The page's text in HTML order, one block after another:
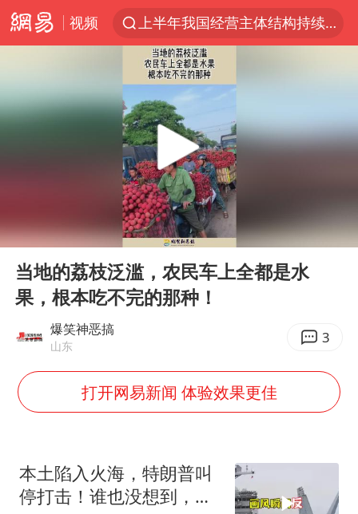
视频
上半年我国经营主体结构持续优化
白海豚将给京津冀带来大暴雨
《披荆斩棘2026》阵容官宣
女子发现前夫婚内与第三者育子
王艺迪无缘横滨赛决赛
2025年小学教师减少13.19万
王艺迪2-4不敌张本美和止步4强
以军士兵把枪口对准中国记者
Play
00:00 00:13
当地的荔枝泛滥，农民车上全都是水
果，根本吃不完的那种！
爆笑神恶搞
山东 3
打开网易新闻 体验效果更佳
本土陷入火海，特朗普叫
停打击！谁也没想到，中